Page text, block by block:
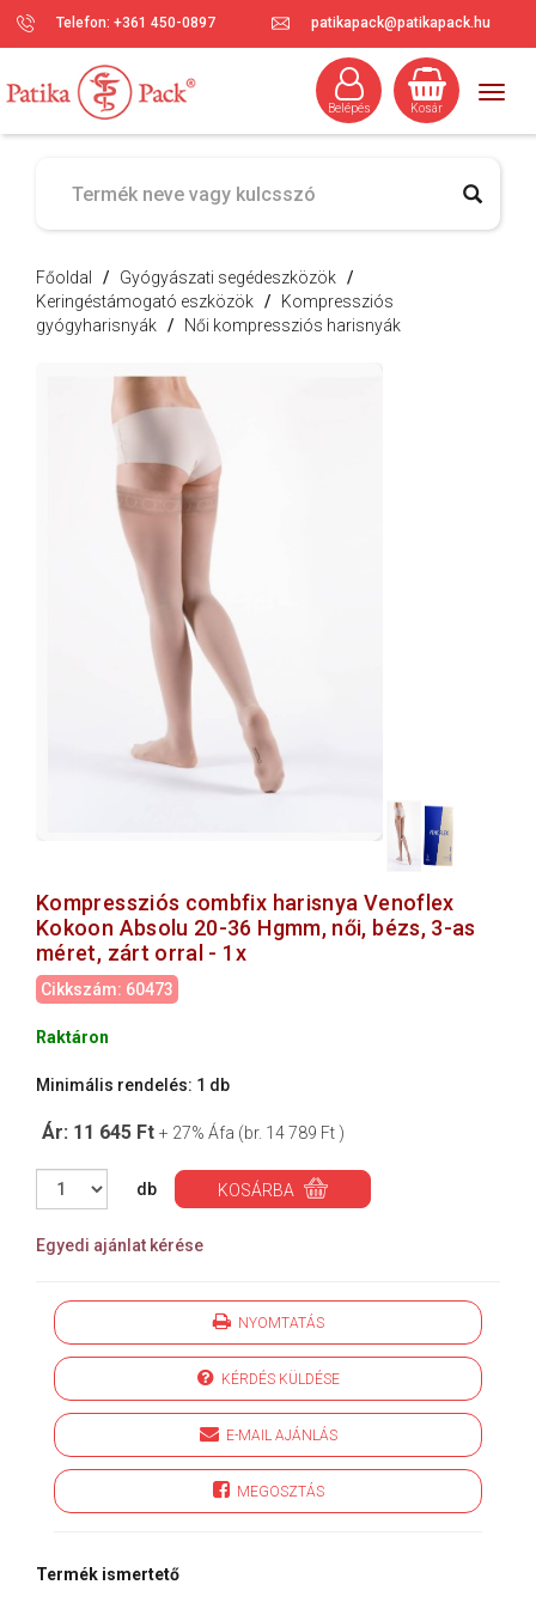
Telefon: +361 450-0897 patikapack@patikapack.hu
Kosár
Belépés
Főoldal / Gyógyászati segédeszközök /
Keringéstámogató eszközök / Kompressziós
gyógyharisnyák / Női kompressziós harisnyák
Kompressziós combfix harisnya Venoflex
Kokoon Absolu 20-36 Hgmm, női, bézs, 3-as
méret, zárt orral - 1x
Cikkszám: 60473
Raktáron
Minimális rendelés: 1 db
Ár: 11 645 Ft + 27% Áfa (br. 14 789 Ft )
db KOSÁRBA
Egyedi ajánlat kérése
NYOMTATÁS
KÉRDÉS KÜLDÉSE
E-MAIL AJÁNLÁS
MEGOSZTÁS
Termék ismertető